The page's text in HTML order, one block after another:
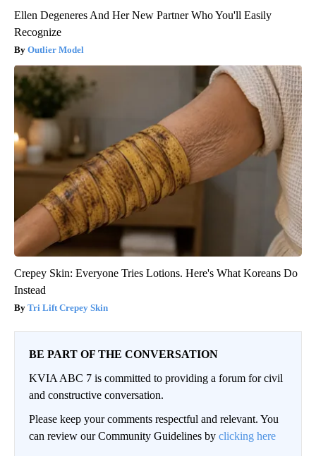
Ellen Degeneres And Her New Partner Who You'll Easily
Recognize
Outlier Model
Crepey Skin: Everyone Tries Lotions. Here's What Koreans Do
Instead
Tri Lift Crepey Skin
BE PART OF THE CONVERSATION
KVIA ABC 7 is committed to providing a forum for civil
and constructive conversation.
Please keep your comments respectful and relevant. You
can review our Community Guidelines by clicking here